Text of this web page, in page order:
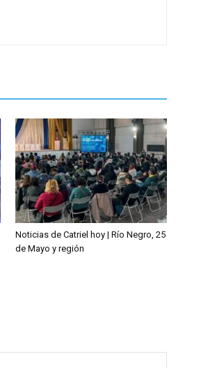
Noticias de Catriel hoy | Río Negro, 25
de Mayo y región